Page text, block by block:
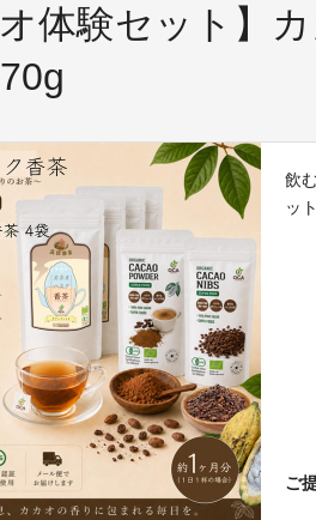
オ体験セット】
飲
ッ
ご